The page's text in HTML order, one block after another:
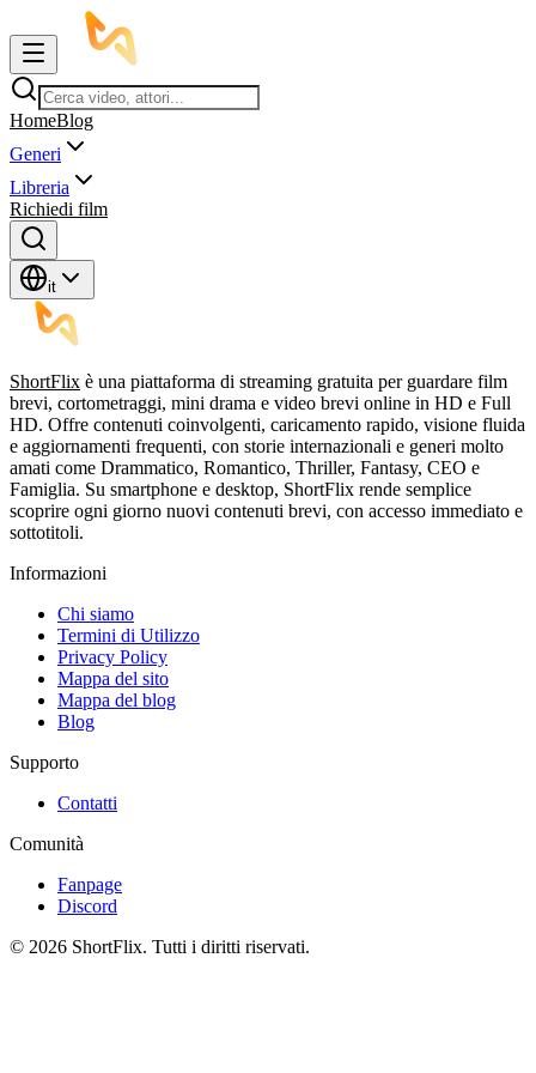
HomeBlog
Generi
Libreria
Richiedi film
it
ShortFlix è una piattaforma di streaming gratuita per guardare film
brevi, cortometraggi, mini drama e video brevi online in HD e Full
HD. Offre contenuti coinvolgenti, caricamento rapido, visione fluida
e aggiornamenti frequenti, con storie internazionali e generi molto
amati come Drammatico, Romantico, Thriller, Fantasy, CEO e
Famiglia. Su smartphone e desktop, ShortFlix rende semplice
scoprire ogni giorno nuovi contenuti brevi, con accesso immediato e
sottotitoli.
Informazioni
Chi siamo
Termini di Utilizzo
Privacy Policy
Mappa del sito
Mappa del blog
Blog
Supporto
Contatti
Comunità
Fanpage
Discord
© 2026 ShortFlix. Tutti i diritti riservati.